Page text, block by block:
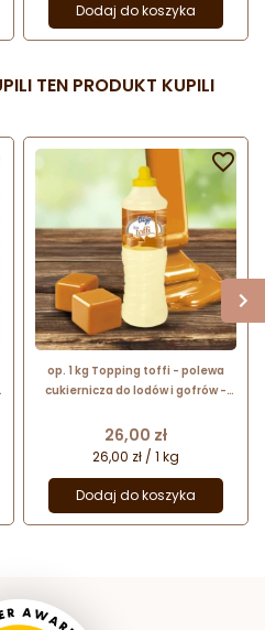
Dodaj do koszyka
TEN PRODUKT KUPILI
op. 1 kg Topping toffi - polewa
cukiernicza do lodów i gofrów -
Cena
26,00 zł
26,00 zł / 1 kg
Dodaj do koszyka
